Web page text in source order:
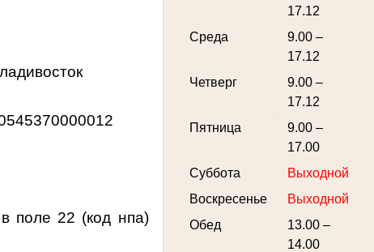
17.12
Среда
9.00 –
17.12
Четверг
9.00 –
17.12
Пятница
9.00 –
17.00
Суббота
Выходной
Воскресенье
Выходной
Обед
13.00 –
14.00
поле 22 (код нпа)